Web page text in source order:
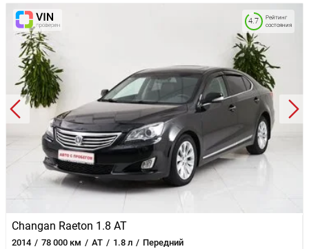
Changan Raeton 1.8 AT
2014 78 000 км AT 1.8 л Передний
Рейтинг
состояния
4.7